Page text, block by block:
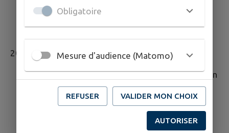
l'accessibilité numérique, afin de garantir une
mise à jour rapide des sites en cas de
2027
Réalisation d'un nouvel audit d'accessibilité afin
d'évaluer les éventuelles évolutions et de
corriger les points d'amélioration nécessaires.
Intégration des retours d'expérience des
utilisateurs pour améliorer l'ergonomie et
Obligatoire
Mesure d'audience (Matomo)
REFUSER VALIDER MON CHOIX
AUTORISER